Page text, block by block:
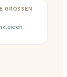
GROSSEN